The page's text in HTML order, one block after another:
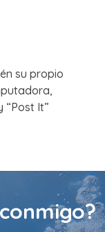
su propio
It”